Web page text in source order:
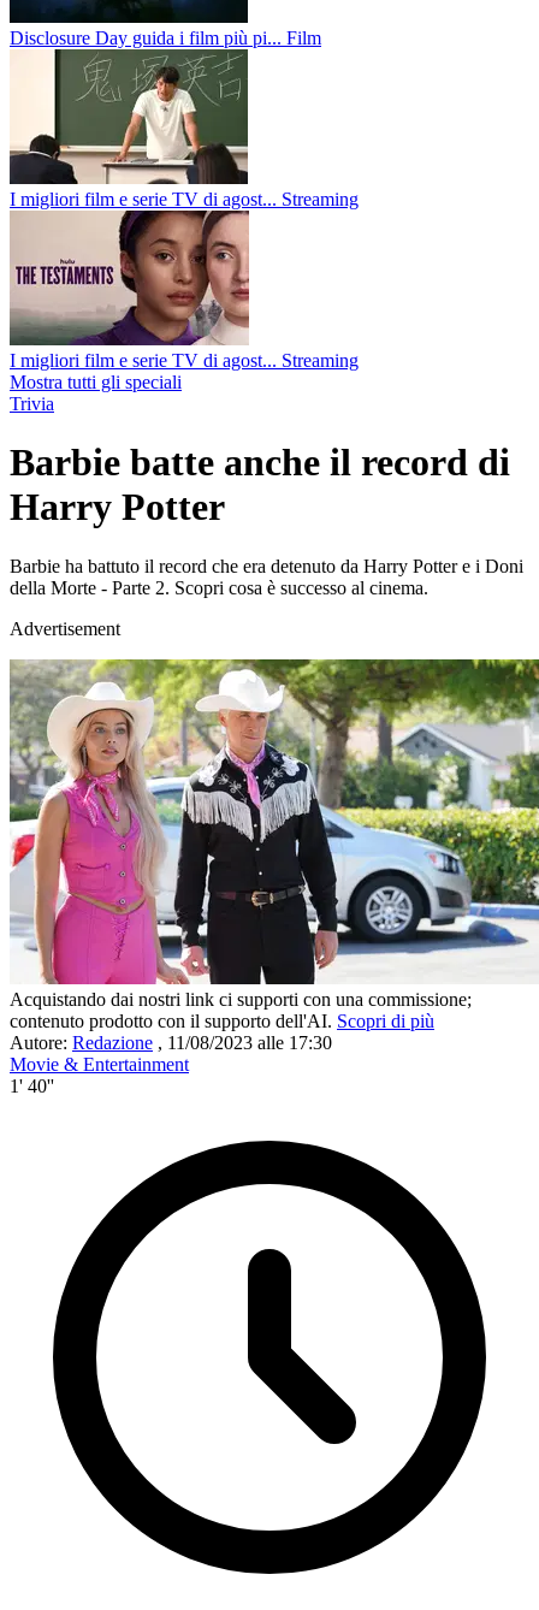
Disclosure Day guida i film più pi... Film
I migliori film e serie TV di agost... Streaming
I migliori film e serie TV di agost... Streaming
Mostra tutti gli speciali
Trivia
Barbie batte anche il record di
Harry Potter
Barbie ha battuto il record che era detenuto da Harry Potter e i Doni
della Morte - Parte 2. Scopri cosa è successo al cinema.
Advertisement
Acquistando dai nostri link ci supporti con una commissione;
contenuto prodotto con il supporto dell'AI. Scopri di più
Autore: Redazione , 11/08/2023 alle 17:30
Movie & Entertainment
1' 40''